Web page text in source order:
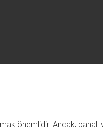
önemlidir. Ancak, pahalı